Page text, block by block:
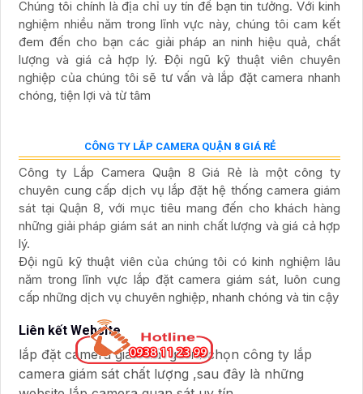
BẢNG BÁO GIÁ CAMERA VANTECH
Bảng báo giá camera Vantech cung cấp các sản phẩm
camera giám sát chất lượng cao, đa dạng và tiện ích. Với
công nghệ hiện đại, camera Vantech đem lại hình ảnh sắc
nét, màu sắc trung thực và độ phân giải cao. Sản phẩm
địa điểm như nhà ở, cửa hàng, văn phòng, … Bảng báo giá
chi tiết và linh hoạt với nhiều lựa chọn phù hợp
LẮP CAMERA WIFI GIÁ RẺ TẠI QUẬN 6 UY TÍN
Cửa hàng chúng tôi chuyên cung cấp lắp đặt camera wifi